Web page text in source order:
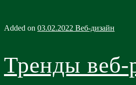
Added on 03.02.2022 Веб-дизайн
Тренды веб-